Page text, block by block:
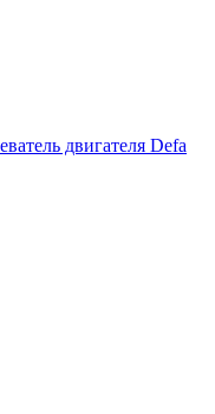
двигателя Defa